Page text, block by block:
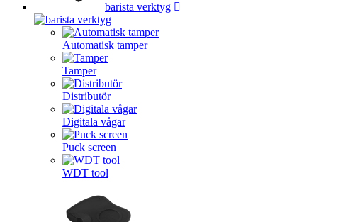
barista verktyg
Automatisk tamper
Tamper
Distributör
Digitala vågar
Puck screen
WDT tool